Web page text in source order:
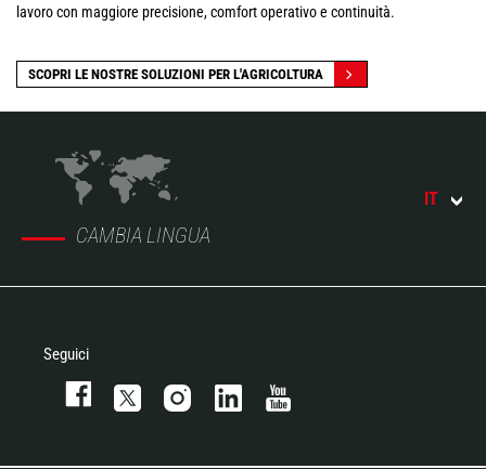
lavoro con maggiore precisione, comfort operativo e continuità.
SCOPRI LE NOSTRE SOLUZIONI PER L'AGRICOLTURA
CAMBIA LINGUA
IT
Seguici